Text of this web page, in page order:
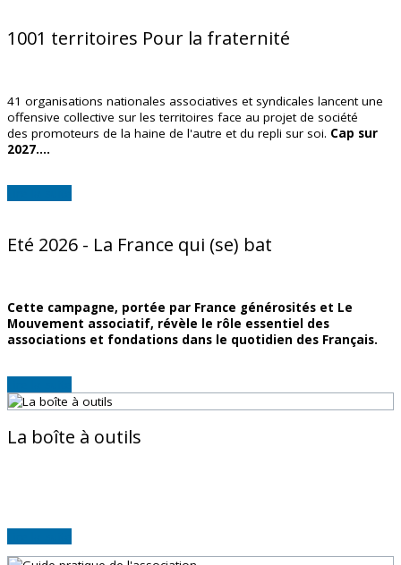
1001 territoires Pour la fraternité
41 organisations nationales associatives et syndicales lancent une
offensive collective sur les territoires face au projet de société
des promoteurs de la haine de l'autre et du repli sur soi. Cap sur
2027....
Eté 2026 - La France qui (se) bat
Cette campagne, portée par France générosités et Le
Mouvement associatif, révèle le rôle essentiel des
associations et fondations dans le quotidien des Français.
La boîte à outils